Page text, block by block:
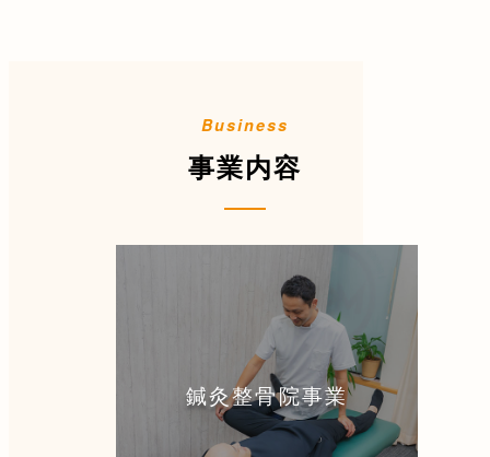
事業内容
鍼灸整骨院事業